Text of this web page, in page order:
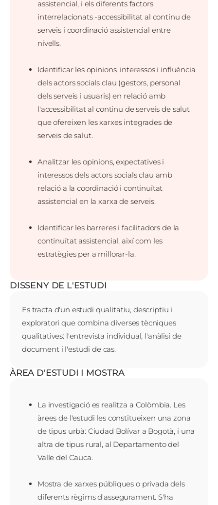
assistencial, i els diferents factors
interrelacionats -accessibilitat al continu de
serveis i coordinació assistencial entre
nivells.
Identificar les opinions, interessos i influència
dels actors socials clau (gestors, personal
dels serveis i usuaris) en relació amb
l'accessibilitat al continu de serveis de salut
que ofereixen les xarxes integrades de
serveis de salut.
Analitzar les opinions, expectatives i
interessos dels actors socials clau amb
relació a la coordinació i continuïtat
assistencial en la xarxa de serveis.
Identificar les barreres i facilitadors de la
continuïtat assistencial, així com les
estratègies per a millorar-la.
DISSENY DE L'ESTUDI
Es tracta d'un estudi qualitatiu, descriptiu i
exploratori que combina diverses tècniques
qualitatives: l'entrevista individual, l'anàlisi de
document i l'estudi de cas.
ÀREA D'ESTUDI I MOSTRA
La investigació es realitza a Colòmbia. Les
àrees de l'estudi les constitueixen una zona
de tipus urbà: Ciudad Bolívar a Bogotà, i una
altra de tipus rural, al Departamento del
Valle del Cauca.
Mostra de xarxes públiques o privada dels
diferents règims d'assegurament. S'ha